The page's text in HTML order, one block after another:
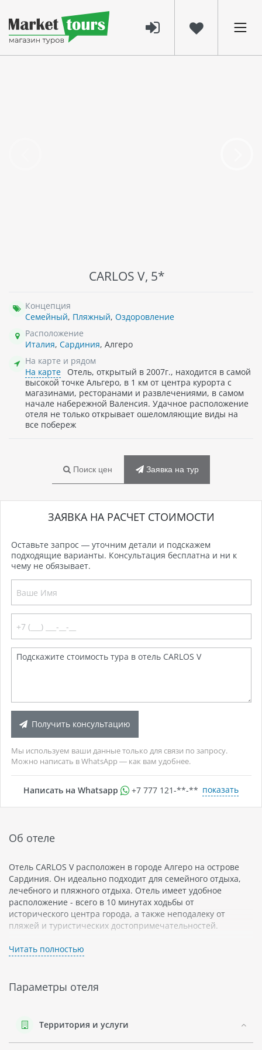
CARLOS V, 5*
Концепция
Семейный, Пляжный, Оздоровление
Расположение
Италия, Сардиния, Алгеро
На карте и рядом
На карте
Отель, открытый в 2007г., находится в самой
высокой точке Альгеро, в 1 км от центра курорта с
магазинами, ресторанами и развлечениями, в самом
начале набережной Валенсия. Удачное расположение
отеля не только открывает ошеломляющие виды на
все побереж
Поиск цен Заявка на тур
ЗАЯВКА НА РАСЧЕТ СТОИМОСТИ
Оставьте запрос — уточним детали и подскажем
подходящие варианты. Консультация бесплатна и ни к
чему не обязывает.
Получить консультацию
Мы используем ваши данные только для связи по запросу.
Можно написать в WhatsApp — как вам удобнее.
Написать на Whatsapp +7 777 121-**-** показать
Об отеле
Отель CARLOS V расположен в городе Алгеро на острове
Сардиния. Он идеально подходит для семейного отдыха,
лечебного и пляжного отдыха. Отель имеет удобное
расположение - всего в 10 минутах ходьбы от
исторического центра города, а также неподалеку от
пляжей и туристических достопримечательностей.
Отель представляет собой роскошное здание с
просторными номерами, обставленными в классическом
бесплатный Wi-Fi и мини-бары. Некоторые номера имеют
В отеле есть ресторан, который сервирует блюда местной
Читать полностью
Параметры отеля
Территория и услуги